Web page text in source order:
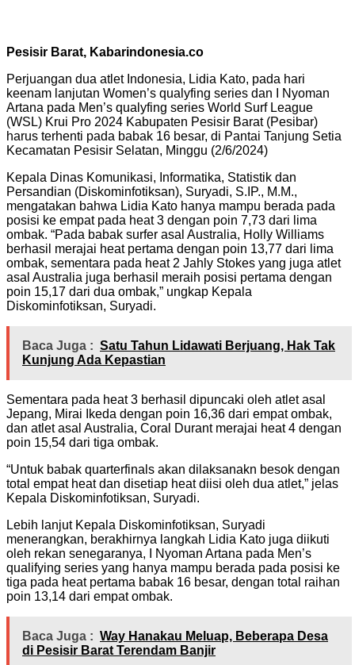
Pesisir Barat, Kabarindonesia.co
Perjuangan dua atlet Indonesia, Lidia Kato, pada hari
keenam lanjutan Women’s qualyfing series dan I Nyoman
Artana pada Men’s qualyfing series World Surf League
(WSL) Krui Pro 2024 Kabupaten Pesisir Barat (Pesibar)
harus terhenti pada babak 16 besar, di Pantai Tanjung Setia
Kecamatan Pesisir Selatan, Minggu (2/6/2024)
Kepala Dinas Komunikasi, Informatika, Statistik dan
Persandian (Diskominfotiksan), Suryadi, S.IP., M.M.,
mengatakan bahwa Lidia Kato hanya mampu berada pada
posisi ke empat pada heat 3 dengan poin 7,73 dari lima
ombak. “Pada babak surfer asal Australia, Holly Williams
berhasil merajai heat pertama dengan poin 13,77 dari lima
ombak, sementara pada heat 2 Jahly Stokes yang juga atlet
asal Australia juga berhasil meraih posisi pertama dengan
poin 15,17 dari dua ombak,” ungkap Kepala
Diskominfotiksan, Suryadi.
Baca Juga : Satu Tahun Lidawati Berjuang, Hak Tak
Kunjung Ada Kepastian
Sementara pada heat 3 berhasil dipuncaki oleh atlet asal
Jepang, Mirai Ikeda dengan poin 16,36 dari empat ombak,
dan atlet asal Australia, Coral Durant merajai heat 4 dengan
poin 15,54 dari tiga ombak.
“Untuk babak quarterfinals akan dilaksanakn besok dengan
total empat heat dan disetiap heat diisi oleh dua atlet,” jelas
Kepala Diskominfotiksan, Suryadi.
Lebih lanjut Kepala Diskominfotiksan, Suryadi
menerangkan, berakhirnya langkah Lidia Kato juga diikuti
oleh rekan senegaranya, I Nyoman Artana pada Men’s
qualifying series yang hanya mampu berada pada posisi ke
tiga pada heat pertama babak 16 besar, dengan total raihan
poin 13,14 dari empat ombak.
Baca Juga : Way Hanakau Meluap, Beberapa Desa
di Pesisir Barat Terendam Banjir